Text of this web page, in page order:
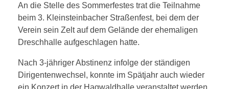
An die Stelle des Sommerfestes trat die Teilnahme
beim 3. Kleinsteinbacher Straßenfest, bei dem der
Verein sein Zelt auf dem Gelände der ehemaligen
Dreschhalle aufgeschlagen hatte.
Nach 3-jähriger Abstinenz infolge der ständigen
Dirigentenwechsel, konnte im Spätjahr auch wieder
ein Konzert in der Hagwaldhalle veranstaltet werden.